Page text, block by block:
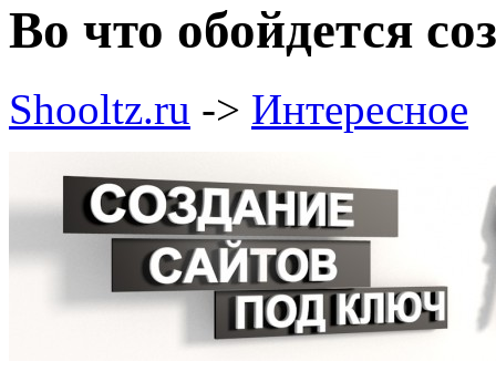
Во что обойдется
Shooltz.ru -> Интересное